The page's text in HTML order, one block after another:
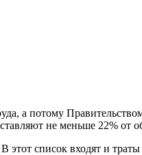
а потому
не меньше 22% от
этот список входят и